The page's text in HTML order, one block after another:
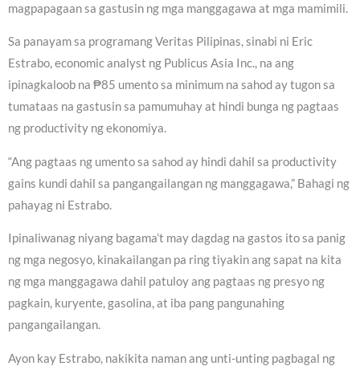
magpapagaan sa gastusin ng mga manggagawa at mga mamimili.
Sa panayam sa programang Veritas Pilipinas, sinabi ni Eric
Estrabo, economic analyst ng Publicus Asia Inc., na ang
ipinagkaloob na ₱85 umento sa minimum na sahod ay tugon sa
tumataas na gastusin sa pamumuhay at hindi bunga ng pagtaas
ng productivity ng ekonomiya.
“Ang pagtaas ng umento sa sahod ay hindi dahil sa productivity
gains kundi dahil sa pangangailangan ng manggagawa,” Bahagi ng
pahayag ni Estrabo.
Ipinaliwanag niyang bagama’t may dagdag na gastos ito sa panig
ng mga negosyo, kinakailangan pa ring tiyakin ang sapat na kita
ng mga manggagawa dahil patuloy ang pagtaas ng presyo ng
pagkain, kuryente, gasolina, at iba pang pangunahing
pangangailangan.
Ayon kay Estrabo, nakikita naman ang unti-unting pagbagal ng